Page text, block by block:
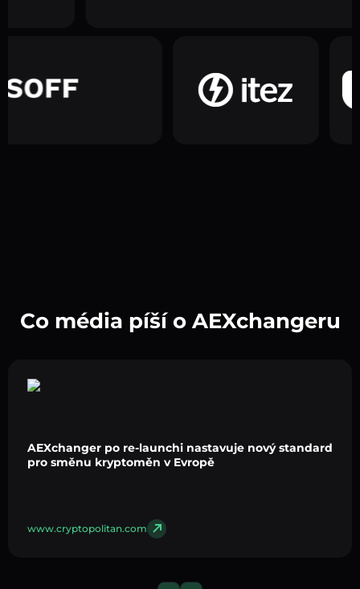
Co média píší o AEXchangeru
AEXchanger po re-launchi nastavuje nový standard
pro směnu kryptoměn v Evropě
www.cryptopolitan.com